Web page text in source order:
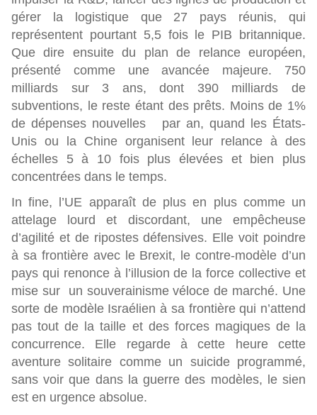
gérer la logistique que 27 pays réunis, qui
représentent pourtant 5,5 fois le PIB britannique.
Que dire ensuite du plan de relance européen,
présenté comme une avancée majeure. 750
milliards sur 3 ans, dont 390 milliards de
subventions, le reste étant des prêts. Moins de 1%
de dépenses nouvelles par an, quand les États-
Unis ou la Chine organisent leur relance à des
échelles 5 à 10 fois plus élevées et bien plus
concentrées dans le temps.
In fine, l’UE apparaît de plus en plus comme un
attelage lourd et discordant, une empêcheuse
d’agilité et de ripostes défensives. Elle voit poindre
à sa frontière avec le Brexit, le contre-modèle d’un
pays qui renonce à l’illusion de la force collective et
mise sur un souverainisme véloce de marché. Une
sorte de modèle Israélien à sa frontière qui n’attend
pas tout de la taille et des forces magiques de la
concurrence. Elle regarde à cette heure cette
aventure solitaire comme un suicide programmé,
sans voir que dans la guerre des modèles, le sien
est en urgence absolue.